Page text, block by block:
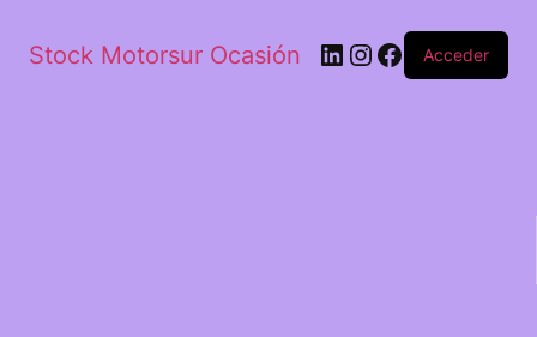
Stock Motorsur Ocasión Acceder